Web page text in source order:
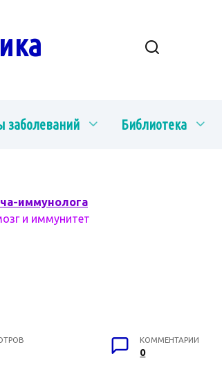
заболеваний Библиотека
иммунолога
и иммунитет
КОММЕНТАРИИ
0